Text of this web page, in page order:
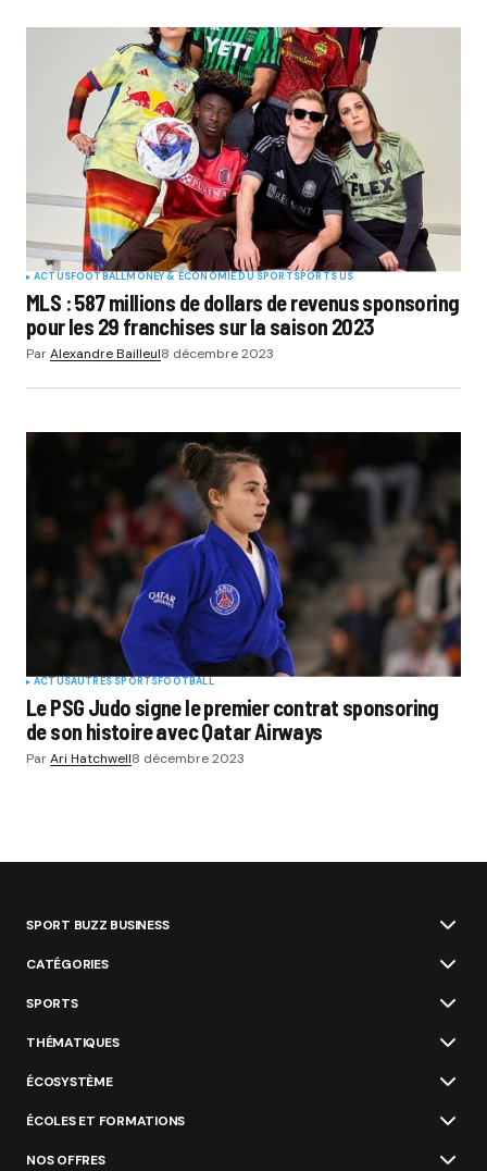
ACTUSFOOTBALLMONEY & ÉCONOMIE DU SPORTSPORTS US
MLS : 587 millions de dollars de revenus sponsoring
pour les 29 franchises sur la saison 2023
ParAlexandre Bailleul8 décembre 2023
ACTUSAUTRES SPORTSFOOTBALL
Le PSG Judo signe le premier contrat sponsoring
de son histoire avec Qatar Airways
ParAri Hatchwell8 décembre 2023
SPORT BUZZ BUSINESS
CATÉGORIES
SPORTS
THÉMATIQUES
ÉCOSYSTÈME
ÉCOLES ET FORMATIONS
NOS OFFRES